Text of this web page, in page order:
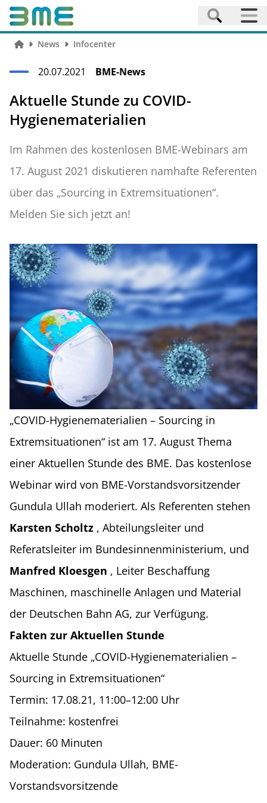
News Infocenter
20.07.2021 BME-News
Aktuelle Stunde zu COVID-
Hygienematerialien
Im Rahmen des kostenlosen BME-Webinars am
17. August 2021 diskutieren namhafte Referenten
über das „Sourcing in Extremsituationen“.
Melden Sie sich jetzt an!
„COVID-Hygienematerialien – Sourcing in
Extremsituationen“ ist am 17. August Thema
einer Aktuellen Stunde des BME. Das kostenlose
Webinar wird von BME-Vorstandsvorsitzender
Gundula Ullah moderiert. Als Referenten stehen
Karsten Scholtz , Abteilungsleiter und
Referatsleiter im Bundesinnenministerium, und
Manfred Kloesgen , Leiter Beschaffung
Maschinen, maschinelle Anlagen und Material
der Deutschen Bahn AG, zur Verfügung.
Fakten zur Aktuellen Stunde
Aktuelle Stunde „COVID-Hygienematerialien –
Sourcing in Extremsituationen“
Termin: 17.08.21, 11:00–12:00 Uhr
Teilnahme: kostenfrei
Dauer: 60 Minuten
Moderation: Gundula Ullah, BME-
Vorstandsvorsitzende